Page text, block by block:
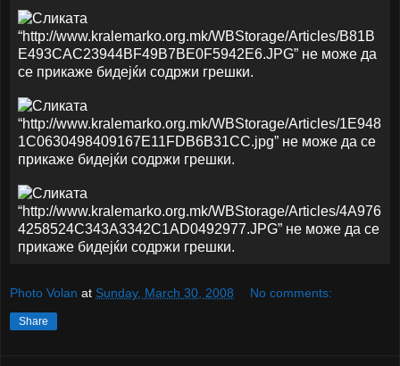
Photo Volan at Sunday, March 30, 2008 No comments:
Share